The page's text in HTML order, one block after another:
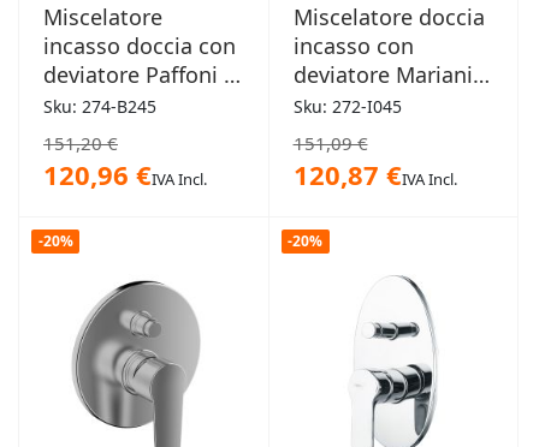
Miscelatore
incasso doccia con
deviatore Paffoni -
Blu
Sku: 274-B245
151,20 €
120,96 €IVA Incl.
Miscelatore doccia
incasso con
deviatore Mariani -
Armonia
Sku: 272-I045
151,09 €
120,87 €IVA Incl.
-20% -20%